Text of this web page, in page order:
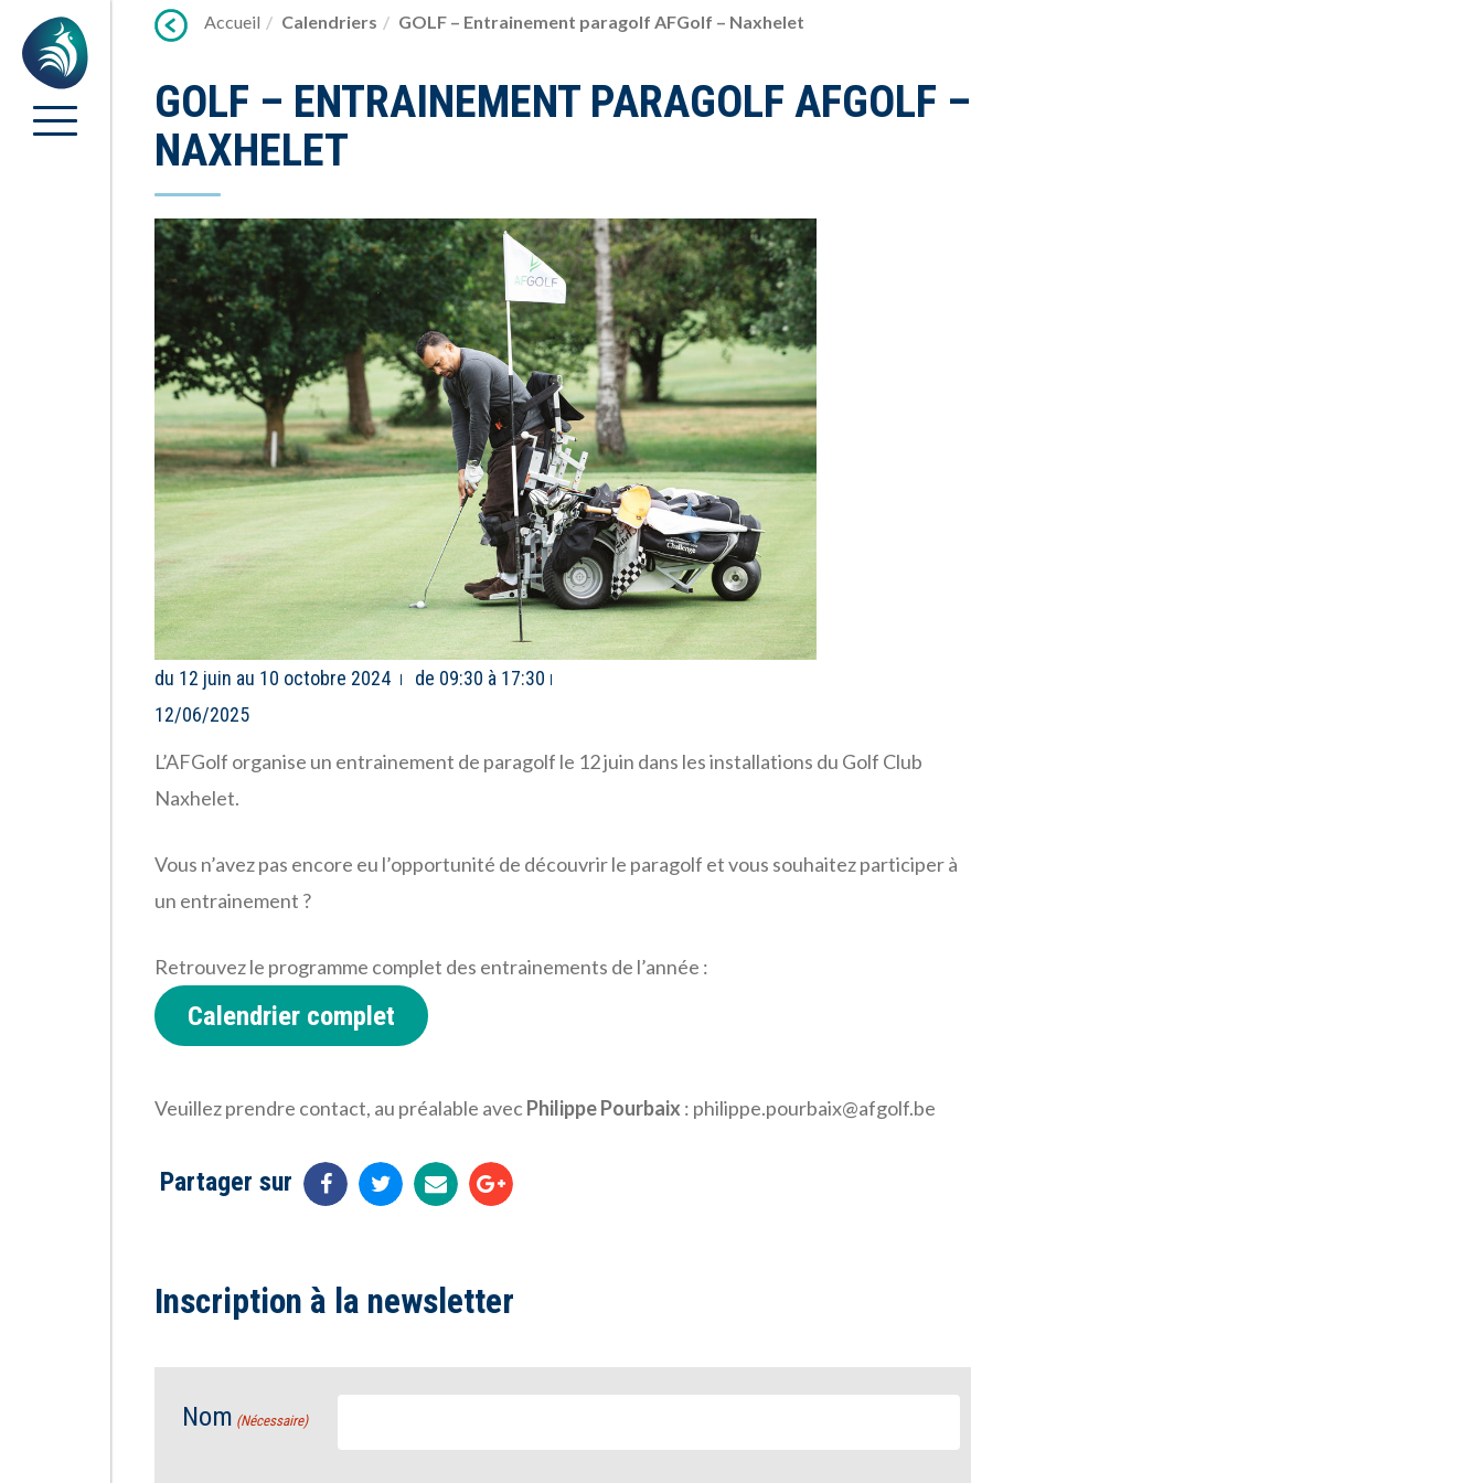
Accueil Calendriers GOLF – Entrainement paragolf AFGolf – Naxhelet
GOLF – ENTRAINEMENT PARAGOLF AFGOLF –
NAXHELET
du 12 juin au 10 octobre 2024
de 09:30 à 17:30
12/06/2025
L’AFGolf organise un entrainement de paragolf le 12 juin dans les installations du Golf Club
Naxhelet.
Vous n’avez pas encore eu l’opportunité de découvrir le paragolf et vous souhaitez participer à
un entrainement ?
Retrouvez le programme complet des entrainements de l’année :
Calendrier complet
Veuillez prendre contact, au préalable avecPhilippe Pourbaix : philippe.pourbaix@afgolf.be
Partager sur
Inscription à la newsletter
Nom (Nécessaire)